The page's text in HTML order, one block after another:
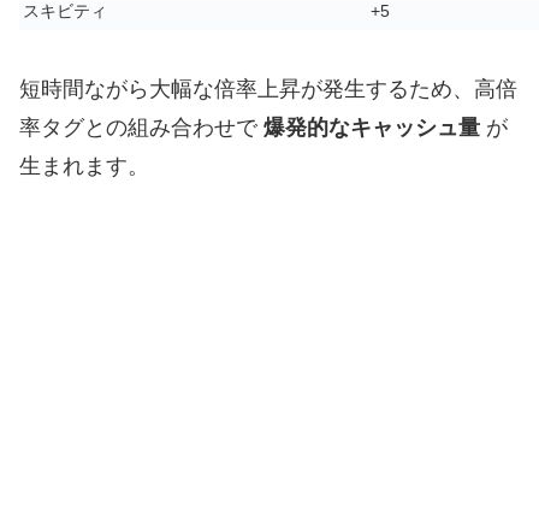
スキビティ
+5
短時間ながら大幅な倍率上昇が発生するため、高倍
率タグとの組み合わせで 爆発的なキャッシュ量 が
生まれます。